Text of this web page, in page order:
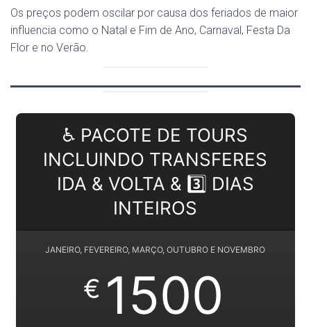
Os preços podem oscilar por causa dos feriados de maior
influencia como o Natal e Fim de Ano, Carnaval, Festa Da
Flor e no Verão.
♿ PACOTE DE TOURS
INCLUINDO TRANSFERES
IDA & VOLTA & 3️⃣ DIAS
INTEIROS
JANEIRO, FEVEREIRO, MARÇO, OUTUBRO E NOVEMBRO
€ 1500